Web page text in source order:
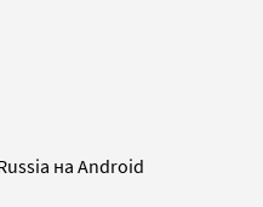
на Android